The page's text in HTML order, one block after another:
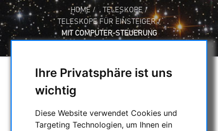
Ihre Privatsphäre ist uns
wichtig
Diese Website verwendet Cookies und
Targeting Technologien, um Ihnen ein
HOME / TELESKOPE /
TELESKOPE FÜR EINSTEIGER /
MIT COMPUTER-STEUERUNG
AUSWAHL
KATEGORIEN